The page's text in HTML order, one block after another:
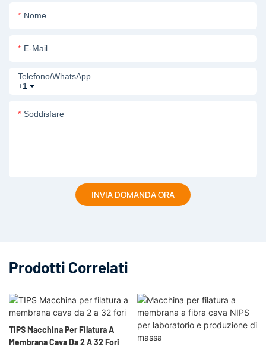
Nome
E-Mail
+1
Telefono/WhatsApp
Soddisfare
INVIA DOMANDA ORA
Prodotti Correlati
TIPS Macchina Per Filatura A
Membrana Cava Da 2 A 32 Fori